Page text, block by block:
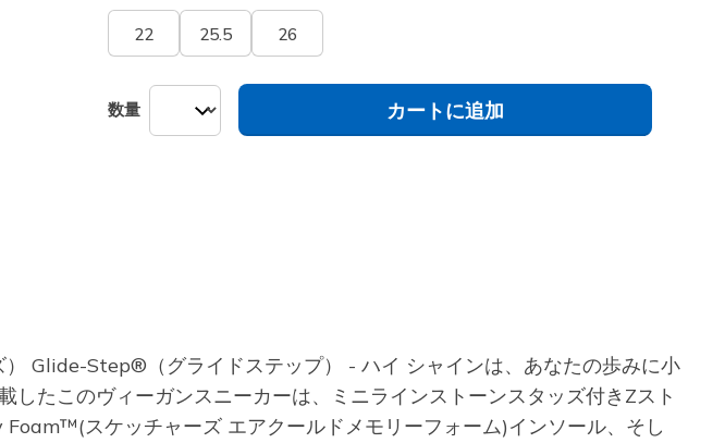
22 25.5 26
数量 カートに追加
Glide-Step®（グライドステップ） - ハイ シャインは、あなたの歩みに小
たこのヴィーガンスニーカーは、ミニラインストーンスタッズ付きZスト
スケッチャーズ エアクールドメモリーフォーム)インソール、そし